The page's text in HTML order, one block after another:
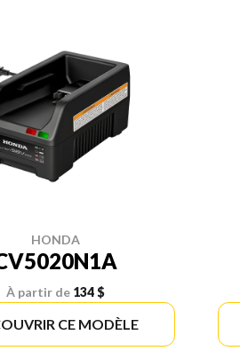
HONDA
À partir de 134 $
CE MODÈLE